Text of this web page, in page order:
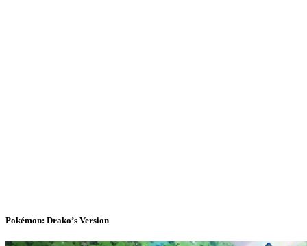
Pokémon: Drako’s Version